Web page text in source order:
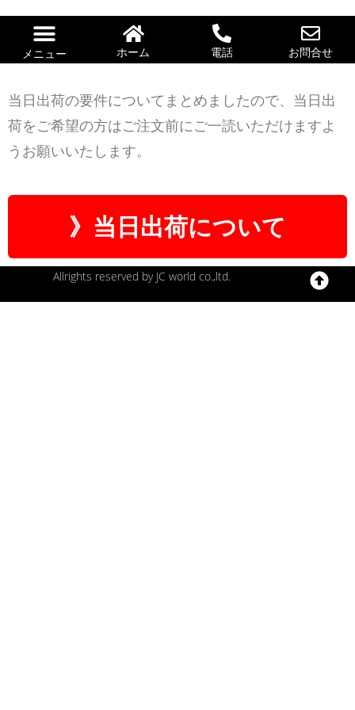
メニュー ホーム 電話 お問合せ
当日出荷の要件についてまとめましたので、当日出
荷をご希望の方はご注文前にご一読いただけますよ
うお願いいたします。
》当日出荷について
Allrights reserved by JC world co.,ltd.